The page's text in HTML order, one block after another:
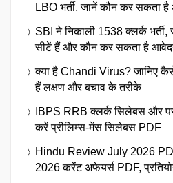
LBO भर्ती, जानें कौन कर सकता
SBI ने निकाली 1538 क्लर्क
सीटें हैं और कौन कर सकता है
क्या है Chandi Virus? जानिए
हैं लक्षण और बचाव के तरीके
IBPS RRB क्लर्क सिलेबस और
करें प्रीलिम्स-मेंस सिलेबस PDF
Hindu Review July 2026
2026 करेंट अफेयर्स PDF,